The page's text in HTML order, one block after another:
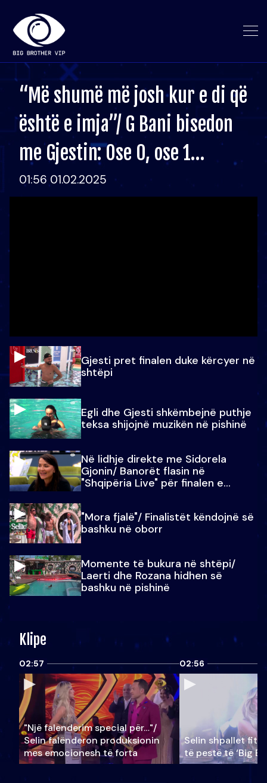
“Më shumë më josh kur e di që
është e imja”/ G Bani bisedon
me Gjestin: Ose 0, ose 1…
01:56 01.02.2025
Gjesti pret finalen duke kërcyer në
shtëpi
Egli dhe Gjesti shkëmbejnë puthje
teksa shijojnë muzikën në pishinë
Në lidhje direkte me Sidorela
Gjonin/ Banorët flasin në
"Shqipëria Live" për finalen e
"Mora fjalë"/ Finalistët këndojnë së
bashku në oborr
Momente të bukura në shtëpi/
Laerti dhe Rozana hidhen së
bashku në pishinë
Klipe
02:57
"Një falenderim special për…"/
Selin falënderon produksionin
mes emocionesh të forta
02:56
Selin shpallet
të pestë të ‘Big